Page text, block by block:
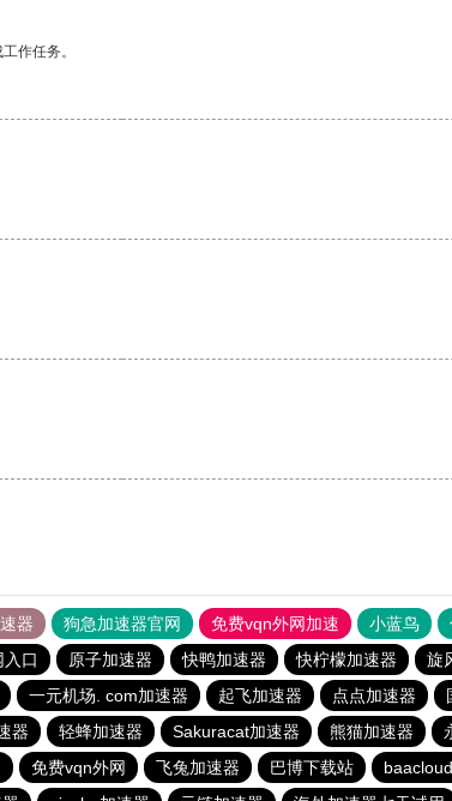
作任务。
器 狗急加速器官网 免费vqn外网加速 小蓝鸟
口 原子加速器 快鸭加速器 快柠檬加速器 旋
一元机场. com加速器 起飞加速器 点点加速器
器 轻蜂加速器 Sakuracat加速器 熊猫加速器
免费vqn外网 飞兔加速器 巴博下载站